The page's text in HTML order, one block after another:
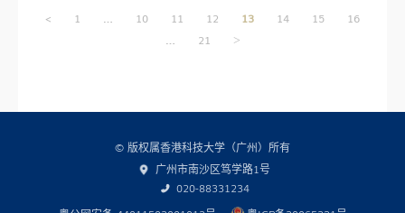
文< 1 10 11 12 13 14 15 16
21 >
© 版权属香港科技大学（广州）所有
广州市南沙区笃学路1号
020-88331234